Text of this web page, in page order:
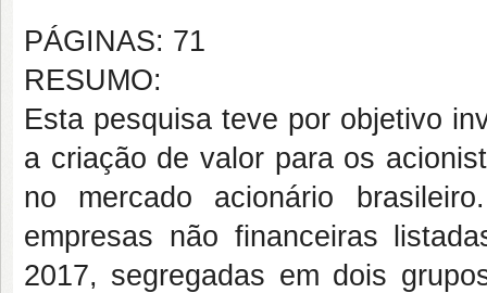
PÁGINAS: 71
RESUMO:
Esta pesquisa teve por objetivo
a criação de valor para os
no mercado acionário
empresas não financeiras
2017, segregadas em dois